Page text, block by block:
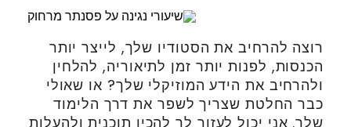
רוצה להרחיב את הסטודיו שלך, לייצר יותר
הכנסות, לפנות יותר זמן לתיאוריה, להלחין
ולהרחיב את הידע המוזיקלי שלך? או שאולי
כבר החלטת שצריך לשפר את דרך הלימוד
שלך. אני יכול לעזור לך להכין תוכנית ולהעלות